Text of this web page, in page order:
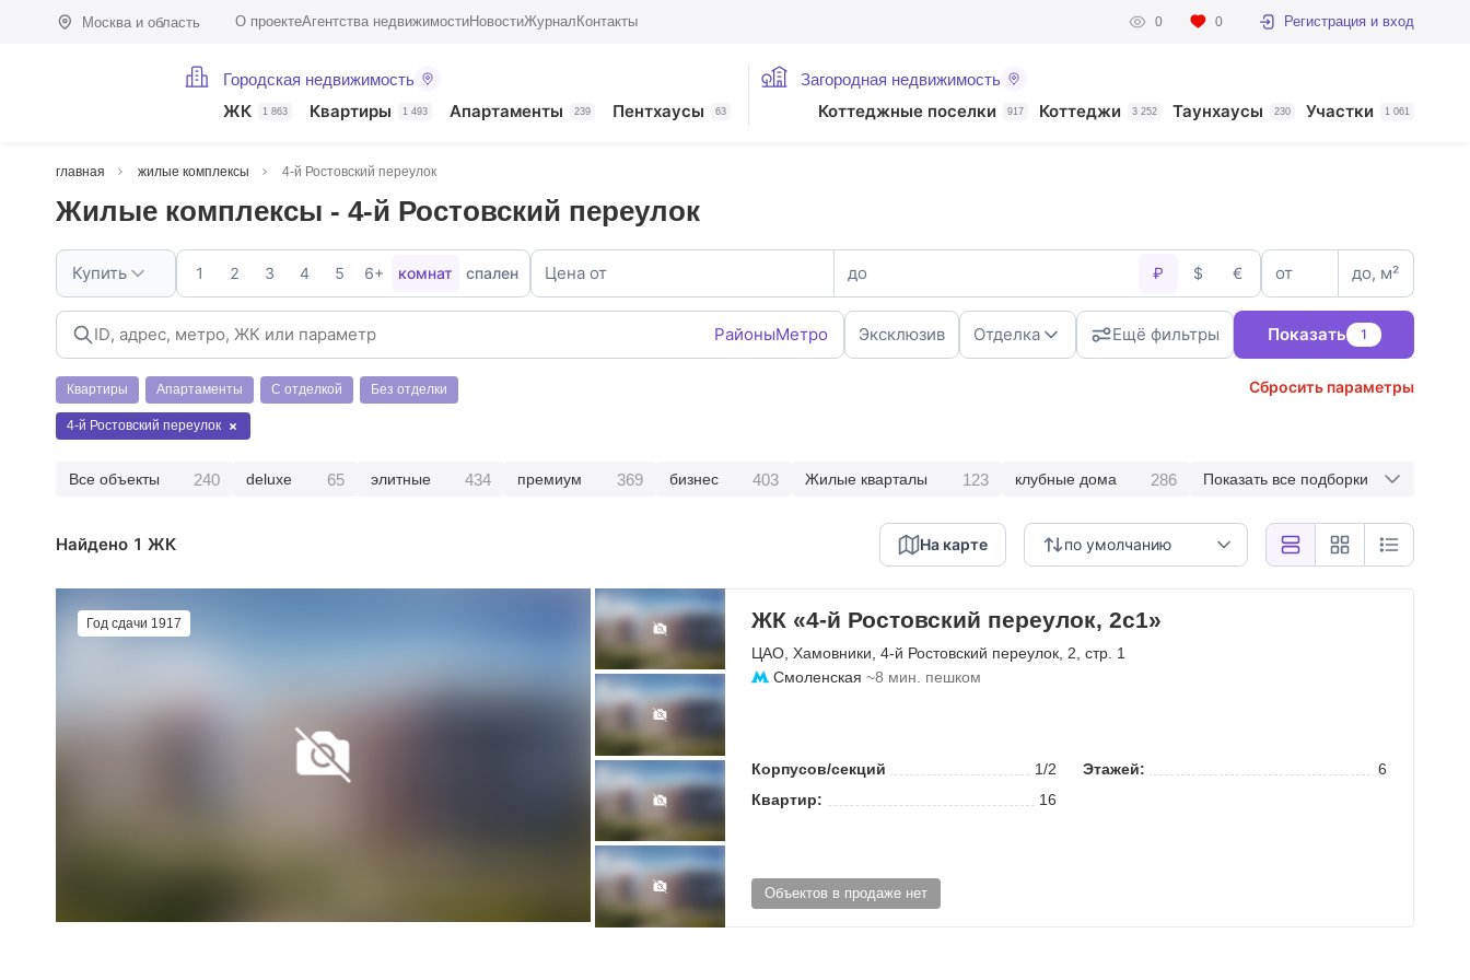
Москва и область О проектеАгентства недвижимостиНовостиЖурнал Контакты 0 0 Регистрация и вход
Городская недвижимость
ЖК 1 863 Квартиры 1 493 Апартаменты 239 Пентхаусы 63
Загородная недвижимость
Коттеджные поселки 917 Коттеджи 3 252 Таунхаусы 230 Участки 1 061
главная жилые комплексы 4-й Ростовский переулок
Жилые комплексы - 4-й Ростовский переулок
Купить 1 2 3 4 5 6+ комнат спален Цена от до ₽ $ € от до, м²
РайоныМетро Эксклюзив Отделка Ещё фильтры Показать 1
Квартиры Апартаменты С отделкой Без отделки Сбросить параметры
4-й Ростовский переулок
Все объекты 240 deluxe 65 элитные 434 премиум 369 бизнес 403 Жилые кварталы 123 клубные дома 286 Показать все подборки
Найдено 1 ЖК по умолчанию
На карте
Год сдачи 1917 ЖК «4-й Ростовский переулок, 2с1»
ЦАО Хамовники 4-й Ростовский переулок , 2, стр. 1
Смоленская ~8 мин. пешком
Корпусов/секций 1/2 Этажей:
6
Квартир:
16
Объектов в продаже нет